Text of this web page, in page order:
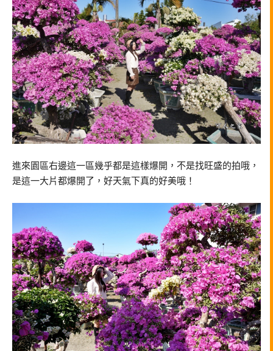
進來園區右邊這一區幾乎都是這樣爆開，不是找旺盛的拍哦，
是這一大片都爆開了，好天氣下真的好美哦！